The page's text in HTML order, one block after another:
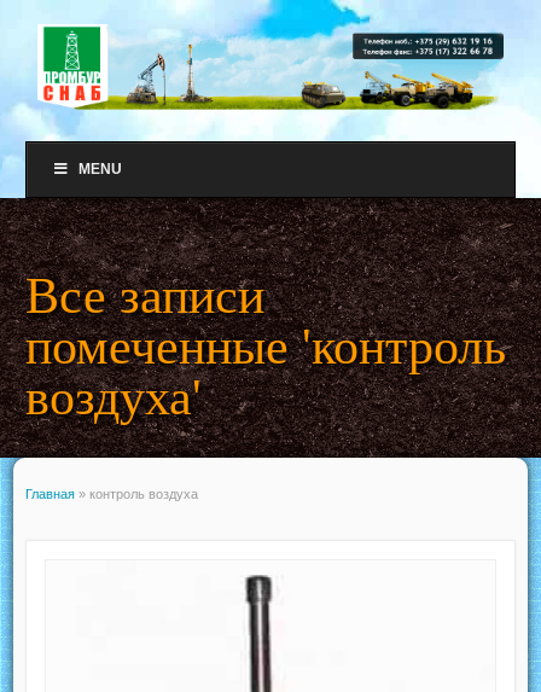
MENU
Все записи
помеченные 'контроль
воздуха'
Главная » контроль воздуха